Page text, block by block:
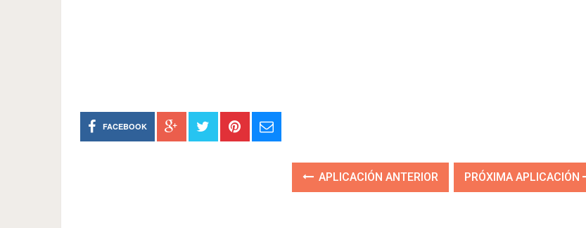
FACEBOOK
APLICACIÓN ANTERIOR PRÓXIMA APLICACIÓN